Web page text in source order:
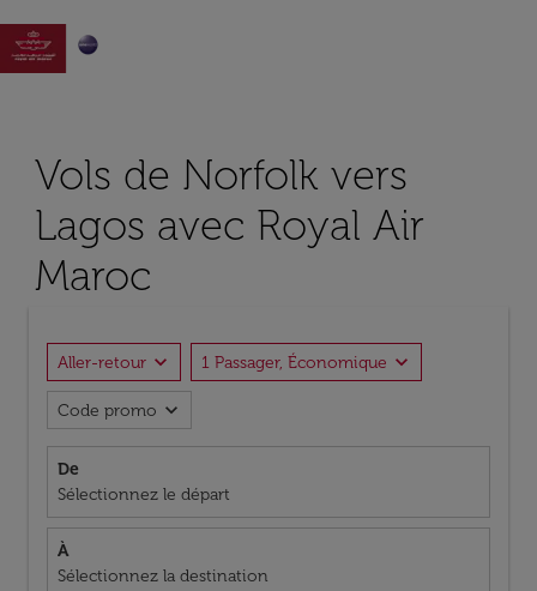

Vols de Norfolk vers
Lagos avec Royal Air
Maroc
Aller-retour expand_more 1 Passager, Économique expand_more
Code promo expand_more
De
Sélectionnez le départ
À
Sélectionnez la destination